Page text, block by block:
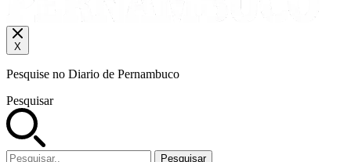
X
Pesquise no Diario de Pernambuco
Pesquisar
Pesquisar